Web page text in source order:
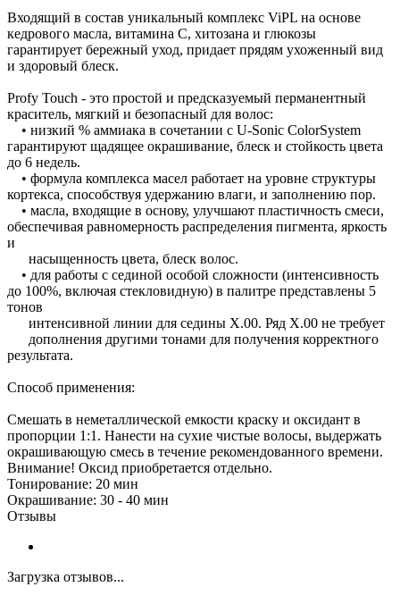
Входящий в состав уникальный комплекс ViPL на основе
кедрового масла, витамина C, хитозана и глюкозы
гарантирует бережный уход, придает прядям ухоженный вид
и здоровый блеск.
Profy Touch - это простой и предсказуемый перманентный
краситель, мягкий и безопасный для волос:
• низкий % аммиака в сочетании с U-Sonic ColorSystem
гарантируют щадящее окрашивание, блеск и стойкость цвета
до 6 недель.
• формула комплекса масел работает на уровне структуры
кортекса, способствуя удержанию влаги, и заполнению пор.
• масла, входящие в основу, улучшают пластичность смеси,
обеспечивая равномерность распределения пигмента, яркость
и
насыщенность цвета, блеск волос.
• для работы с сединой особой сложности (интенсивность
до 100%, включая стекловидную) в палитре представлены 5
тонов
интенсивной линии для седины Х.00. Ряд Х.00 не требует
дополнения другими тонами для получения корректного
результата.
Способ применения:
Смешать в неметаллической емкости краску и оксидант в
пропорции 1:1. Нанести на сухие чистые волосы, выдержать
окрашивающую смесь в течение рекомендованного времени.
Внимание! Оксид приобретается отдельно.
Тонирование: 20 мин
Окрашивание: 30 - 40 мин
Отзывы
Загрузка отзывов...